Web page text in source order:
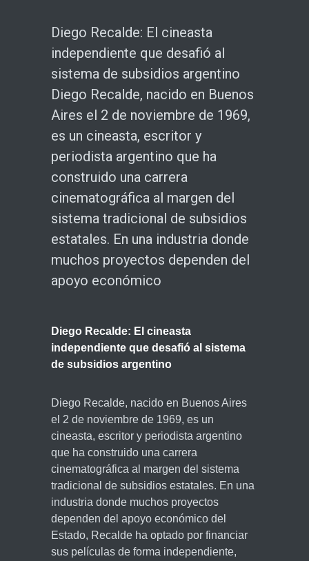
Diego Recalde: El cineasta
independiente que desafió al
sistema de subsidios argentino
Diego Recalde, nacido en Buenos
Aires el 2 de noviembre de 1969,
es un cineasta, escritor y
periodista argentino que ha
construido una carrera
cinematográfica al margen del
sistema tradicional de subsidios
estatales. En una industria donde
muchos proyectos dependen del
apoyo económico
Diego Recalde: El cineasta
independiente que desafió al sistema
de subsidios argentino
Diego Recalde, nacido en Buenos Aires
el 2 de noviembre de 1969, es un
cineasta, escritor y periodista argentino
que ha construido una carrera
cinematográfica al margen del sistema
tradicional de subsidios estatales. En una
industria donde muchos proyectos
dependen del apoyo económico del
Estado, Recalde ha optado por financiar
sus películas de forma independiente,